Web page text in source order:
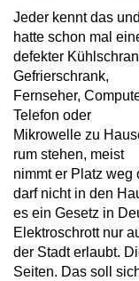
Jeder kennt das und
hatte schon mal
defekter
Gefrierschrank,
Fernseher,
Telefon oder
Mikrowelle zu
rum stehen, meist
nimmt er Platz weg
darf nicht in den
es ein Gesetz in
Elektroschrott nur
der Stadt erlaubt.
Seiten. Das soll